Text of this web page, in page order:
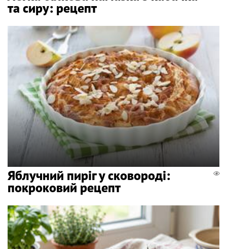
та сиру: рецепт
Яблучний пиріг у сковороді:
покроковий рецепт